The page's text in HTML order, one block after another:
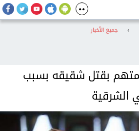
› جميع الأخبار
بقتل شقيقه بسبب
الشرقية